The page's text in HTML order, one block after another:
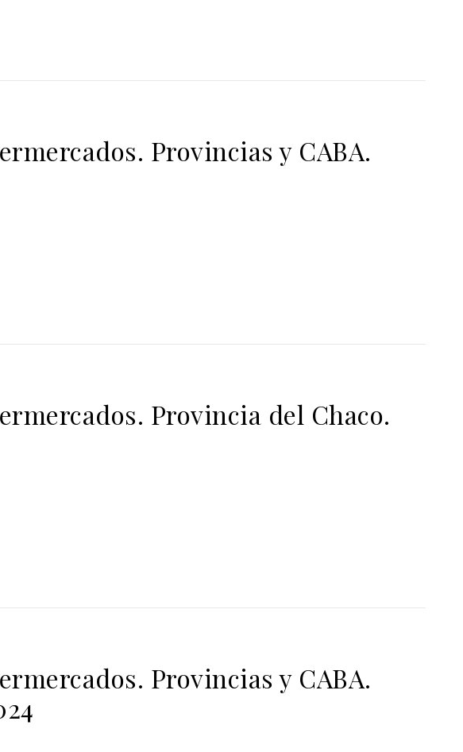
Provincias y CABA.
Provincia del Chaco.
Provincias y CABA.